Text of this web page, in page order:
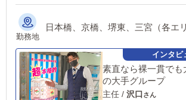
勤務地
日本橋、京橋、堺東、三宮（各エリ
素直なら裸一貫でも
の大手グループ
主任 / 沢口